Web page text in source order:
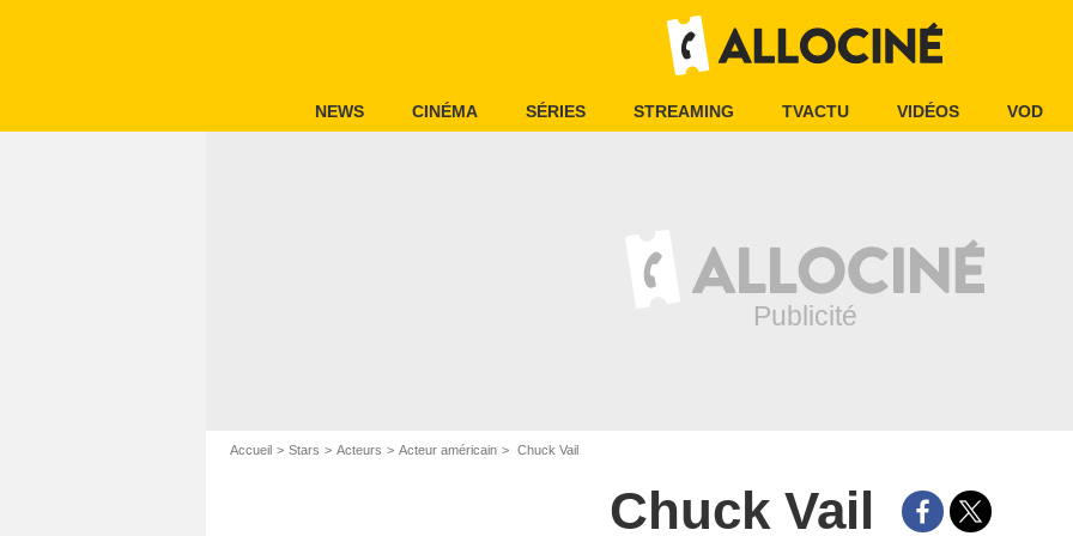
NEWS CINÉMA SÉRIES STREAMING TVACTU VIDÉOS VOD
Accueil Stars Acteurs Acteur américain Chuck Vail
Chuck Vail